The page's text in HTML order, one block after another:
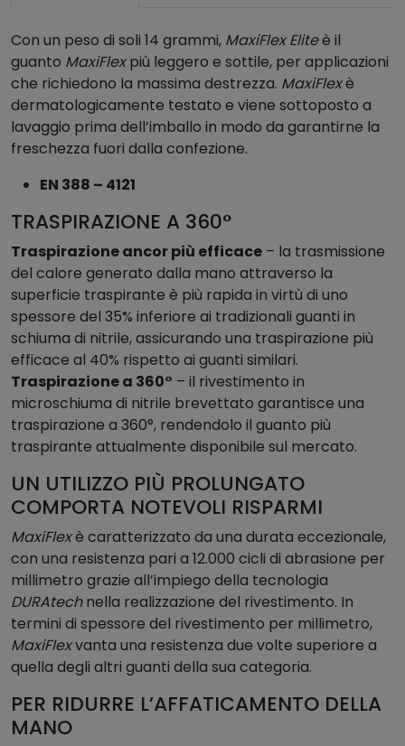
i
F
l
e
x
E
t
q
u
a
n
t
i
t
à
Con un peso di soli 14 grammi, MaxiFlex Eliteè il
guanto MaxiFlexpiù leggero e sottile, per applicazioni
che richiedono la massima destrezza. MaxiFlexè
dermatologicamente testato e viene sottoposto a
lavaggio prima dell’imballo in modo da garantirne la
freschezza fuori dalla confezione.
EN 388 – 4121
TRASPIRAZIONE A 360°
Traspirazione ancor più efficace – la trasmissione
del calore generato dalla mano attraverso la
superficie traspirante è più rapida in virtù di uno
spessore del 35% inferiore ai tradizionali guanti in
schiuma di nitrile, assicurando una traspirazione più
efficace al 40% rispetto ai guanti similari.
Traspirazione a 360° – il rivestimento in
microschiuma di nitrile brevettato garantisce una
traspirazione a 360°, rendendolo il guanto più
traspirante attualmente disponibile sul mercato.
UN UTILIZZO PIÙ PROLUNGATO
COMPORTA NOTEVOLI RISPARMI
MaxiFlexè caratterizzato da una durata eccezionale,
con una resistenza pari a 12.000 cicli di abrasione per
millimetro grazie all’impiego della tecnologia
DURAtechnella realizzazione del rivestimento. In
termini di spessore del rivestimento per millimetro,
MaxiFlexvanta una resistenza due volte superiore a
quella degli altri guanti della sua categoria.
PER RIDURRE L’AFFATICAMENTO DELLA
MANO